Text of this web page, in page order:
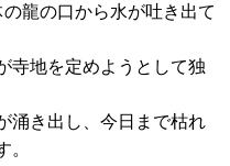
龍の口から水が吐き出て
寺地を定めようとして独
涌き出し、今日まで枯れ
。